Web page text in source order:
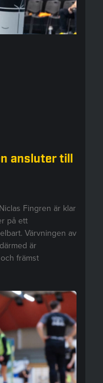
ansluter till
Fingren är klar
på ett
Värvningen av
är
främst